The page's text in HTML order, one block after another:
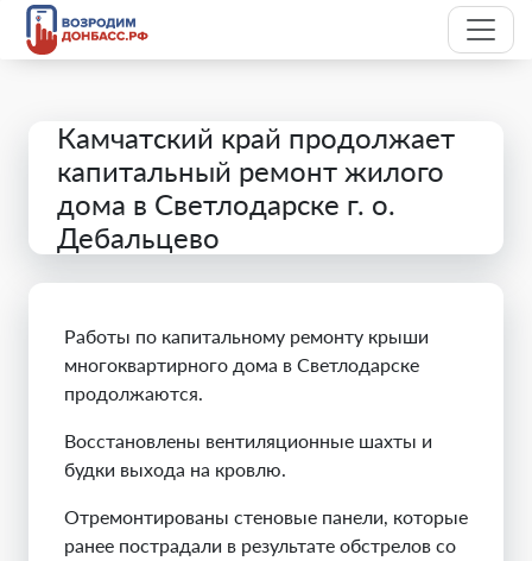
Камчатский край продолжает
капитальный ремонт жилого
дома в Светлодарске г. о.
Дебальцево
Работы по капитальному ремонту крыши
многоквартирного дома в Светлодарске
продолжаются.
Восстановлены вентиляционные шахты и
будки выхода на кровлю.
Отремонтированы стеновые панели, которые
ранее пострадали в результате обстрелов со